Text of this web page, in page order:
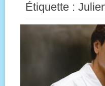
Étiquette :